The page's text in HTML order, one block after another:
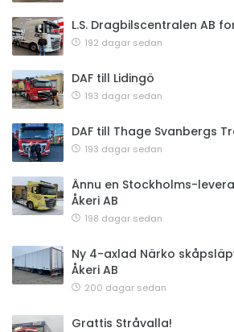
L.S. Dragbilscentralen AB
192 dagar sedan
DAF till Lidingö
193 dagar sedan
DAF till Thage Svanbergs
193 dagar sedan
Ännu en Stockholms-
Åkeri AB
198 dagar sedan
Ny 4-axlad Närko
Åkeri AB
200 dagar sedan
Grattis Stråvalla!